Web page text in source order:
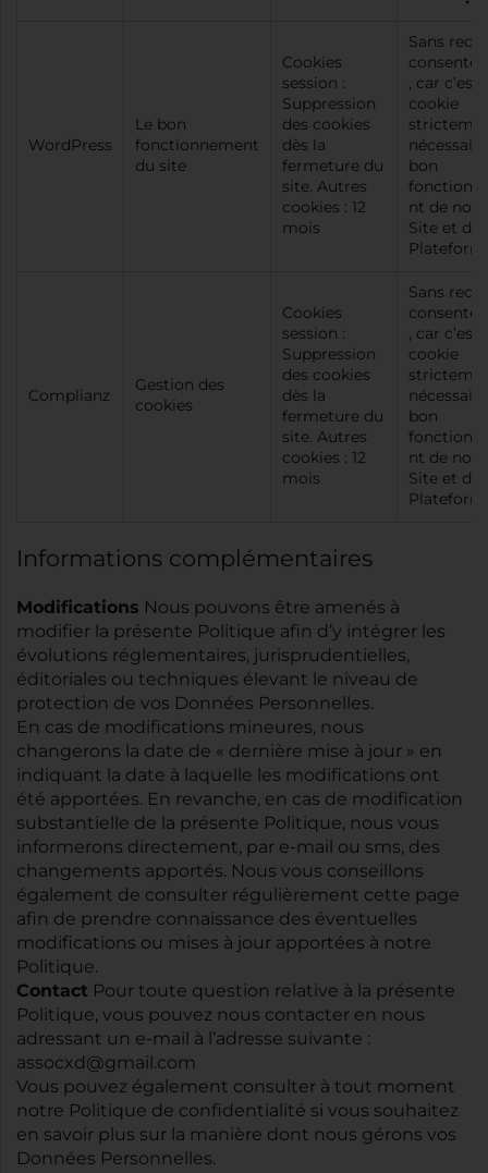
WordPress
Le bon
fonctionnement
du site
Cookies
session :
Suppression
des cookies
dès la
fermeture du
site. Autres
cookies : 12
mois
Sans
, car c’est
cookie
bon
nt de
Site et de
Complianz
Gestion des
cookies
Cookies
session :
Suppression
des cookies
dès la
fermeture du
site. Autres
cookies : 12
mois
Sans
, car c’est
cookie
bon
nt de
Site et de
Informations complémentaires
Modifications Nous pouvons être amenés à
modifier la présente Politique afin d’y intégrer les
évolutions réglementaires, jurisprudentielles,
éditoriales ou techniques élevant le niveau de
protection de vos Données Personnelles.
En cas de modifications mineures, nous
changerons la date de « dernière mise à jour » en
indiquant la date à laquelle les modifications ont
été apportées. En revanche, en cas de modification
substantielle de la présente Politique, nous vous
informerons directement, par e-mail ou sms, des
changements apportés. Nous vous conseillons
également de consulter régulièrement cette page
afin de prendre connaissance des éventuelles
modifications ou mises à jour apportées à notre
Politique.
Contact Pour toute question relative à la présente
Politique, vous pouvez nous contacter en nous
adressant un e-mail à l’adresse suivante :
assocxd@gmail.com
Vous pouvez également consulter à tout moment
notre Politique de confidentialité si vous souhaitez
en savoir plus sur la manière dont nous gérons vos
Données Personnelles.